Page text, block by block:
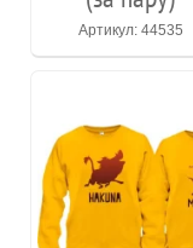
Артикул: 44535